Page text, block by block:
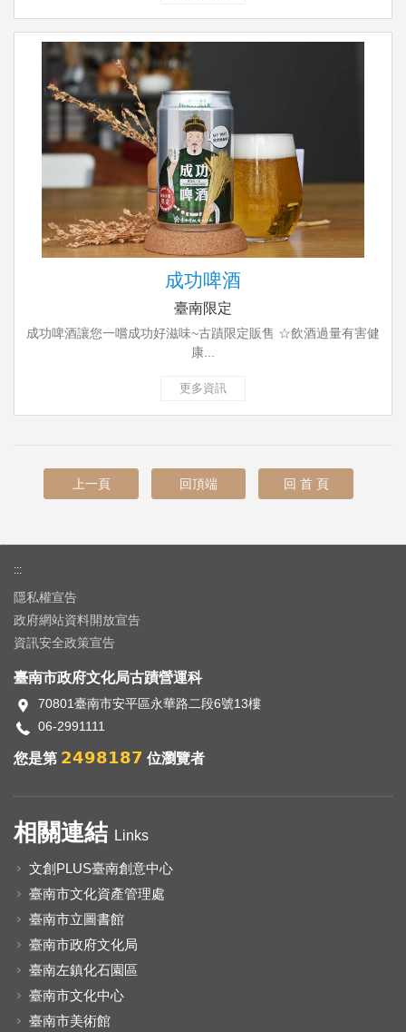
成功啤酒
臺南限定
成功啤酒讓您一嚐成功好滋味~古蹟限定販售 ☆飲酒過量有害健
康...
更多資訊
上一頁 回頂端 回 首 頁
:::
隱私權宣告
政府網站資料開放宣告
資訊安全政策宣告
臺南市政府文化局古蹟營運科
70801臺南市安平區永華路二段6號13樓
06-2991111
您是第 2498187 位瀏覽者
相關連結 Links
文創PLUS臺南創意中心
臺南市文化資產管理處
臺南市立圖書館
臺南市政府文化局
臺南左鎮化石園區
臺南市文化中心
臺南市美術館